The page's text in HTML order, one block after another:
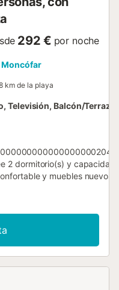
292 € por noche
Moncófar
km de la playa
Televisión, Balcón/Terraza,
2 dormitorio(s) y capacidad
y muebles nuevos.
secador, balcón, zona
piscina comunitaria,
vitrocerámica, está
vajilla/cubertería,
y hervidor de agua....